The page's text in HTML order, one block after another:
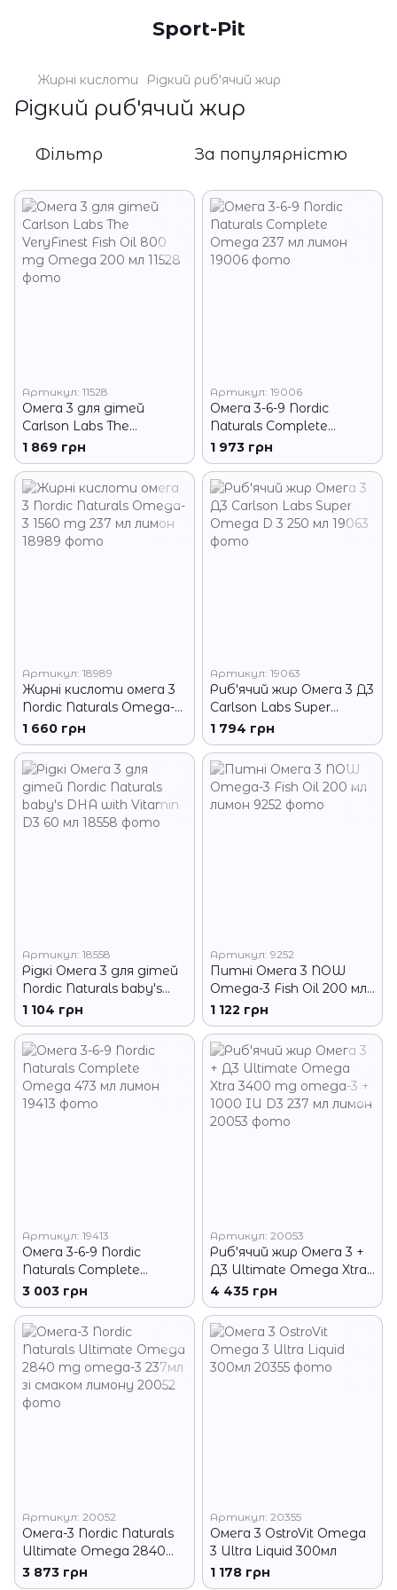
Sport-Pit
Жирні кислоти Рідкий риб'ячий жир
Рідкий риб'ячий жир
Фільтр За популярністю
Артикул: 11528
Омега 3 для дітей
Carlson Labs The
VeryFinest Fish Oil 800
mg Omega 200 мл
1 869 грн
Артикул: 19006
Омега 3-6-9 Nordic
Naturals Complete
Omega 237 мл лимон
1 973 грн
Артикул: 18989
Жирні кислоти омега 3
Nordic Naturals Omega-3
1560 mg 237 мл лимон
1 660 грн
Артикул: 19063
Риб'ячий жир Омега 3 Д3
Carlson Labs Super
Omega D 3 250 мл
1 794 грн
Артикул: 18558
Рідкі Омега 3 для дітей
Nordic Naturals baby's
DHA with Vitamin D3 60
мл
1 104 грн
Артикул: 9252
Питні Омега 3 NOW
Omega-3 Fish Oil 200 мл
лимон
1 122 грн
Артикул: 19413
Омега 3-6-9 Nordic
Naturals Complete
Omega 473 мл лимон
3 003 грн
Артикул: 20053
Риб'ячий жир Омега 3 +
Д3 Ultimate Omega Xtra
3400 mg omega-3 +
1000 IU D3 237 мл лимон
4 435 грн
Артикул: 20052
Омега-3 Nordic Naturals
Ultimate Omega 2840
mg omega-3 237мл зі
смаком лимону
3 873 грн
Артикул: 20355
Омега 3 OstroVit Omega
3 Ultra Liquid 300мл
1 178 грн